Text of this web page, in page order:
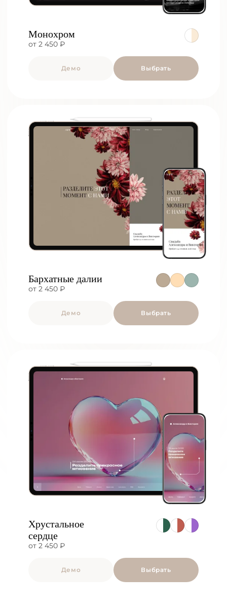
Монохром
от 2 450 ₽
Демо Выбрать
Бархатные далии
от 2 450 ₽
Демо Выбрать
Хрустальное
сердце
от 2 450 ₽
Демо Выбрать